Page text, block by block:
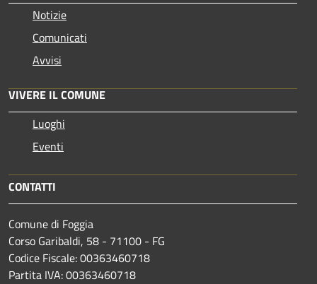
Notizie
Comunicati
Avvisi
VIVERE IL COMUNE
Luoghi
Eventi
CONTATTI
Comune di Foggia
Corso Garibaldi, 58 - 71100 - FG
Codice Fiscale: 00363460718
Partita IVA: 00363460718